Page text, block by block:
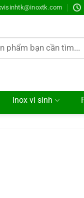
Inox vi sinh